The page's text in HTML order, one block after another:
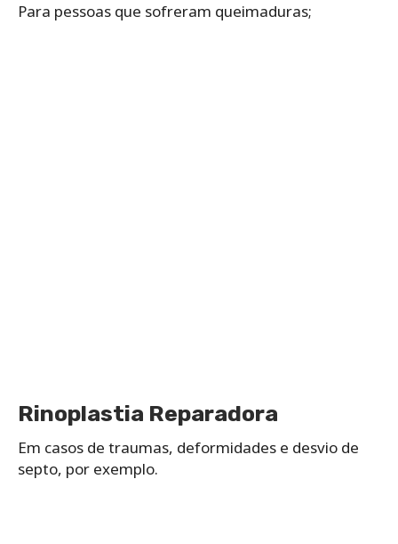
Para pessoas que sofreram queimaduras;
Rinoplastia Reparadora
Em casos de traumas, deformidades e desvio de
septo, por exemplo.